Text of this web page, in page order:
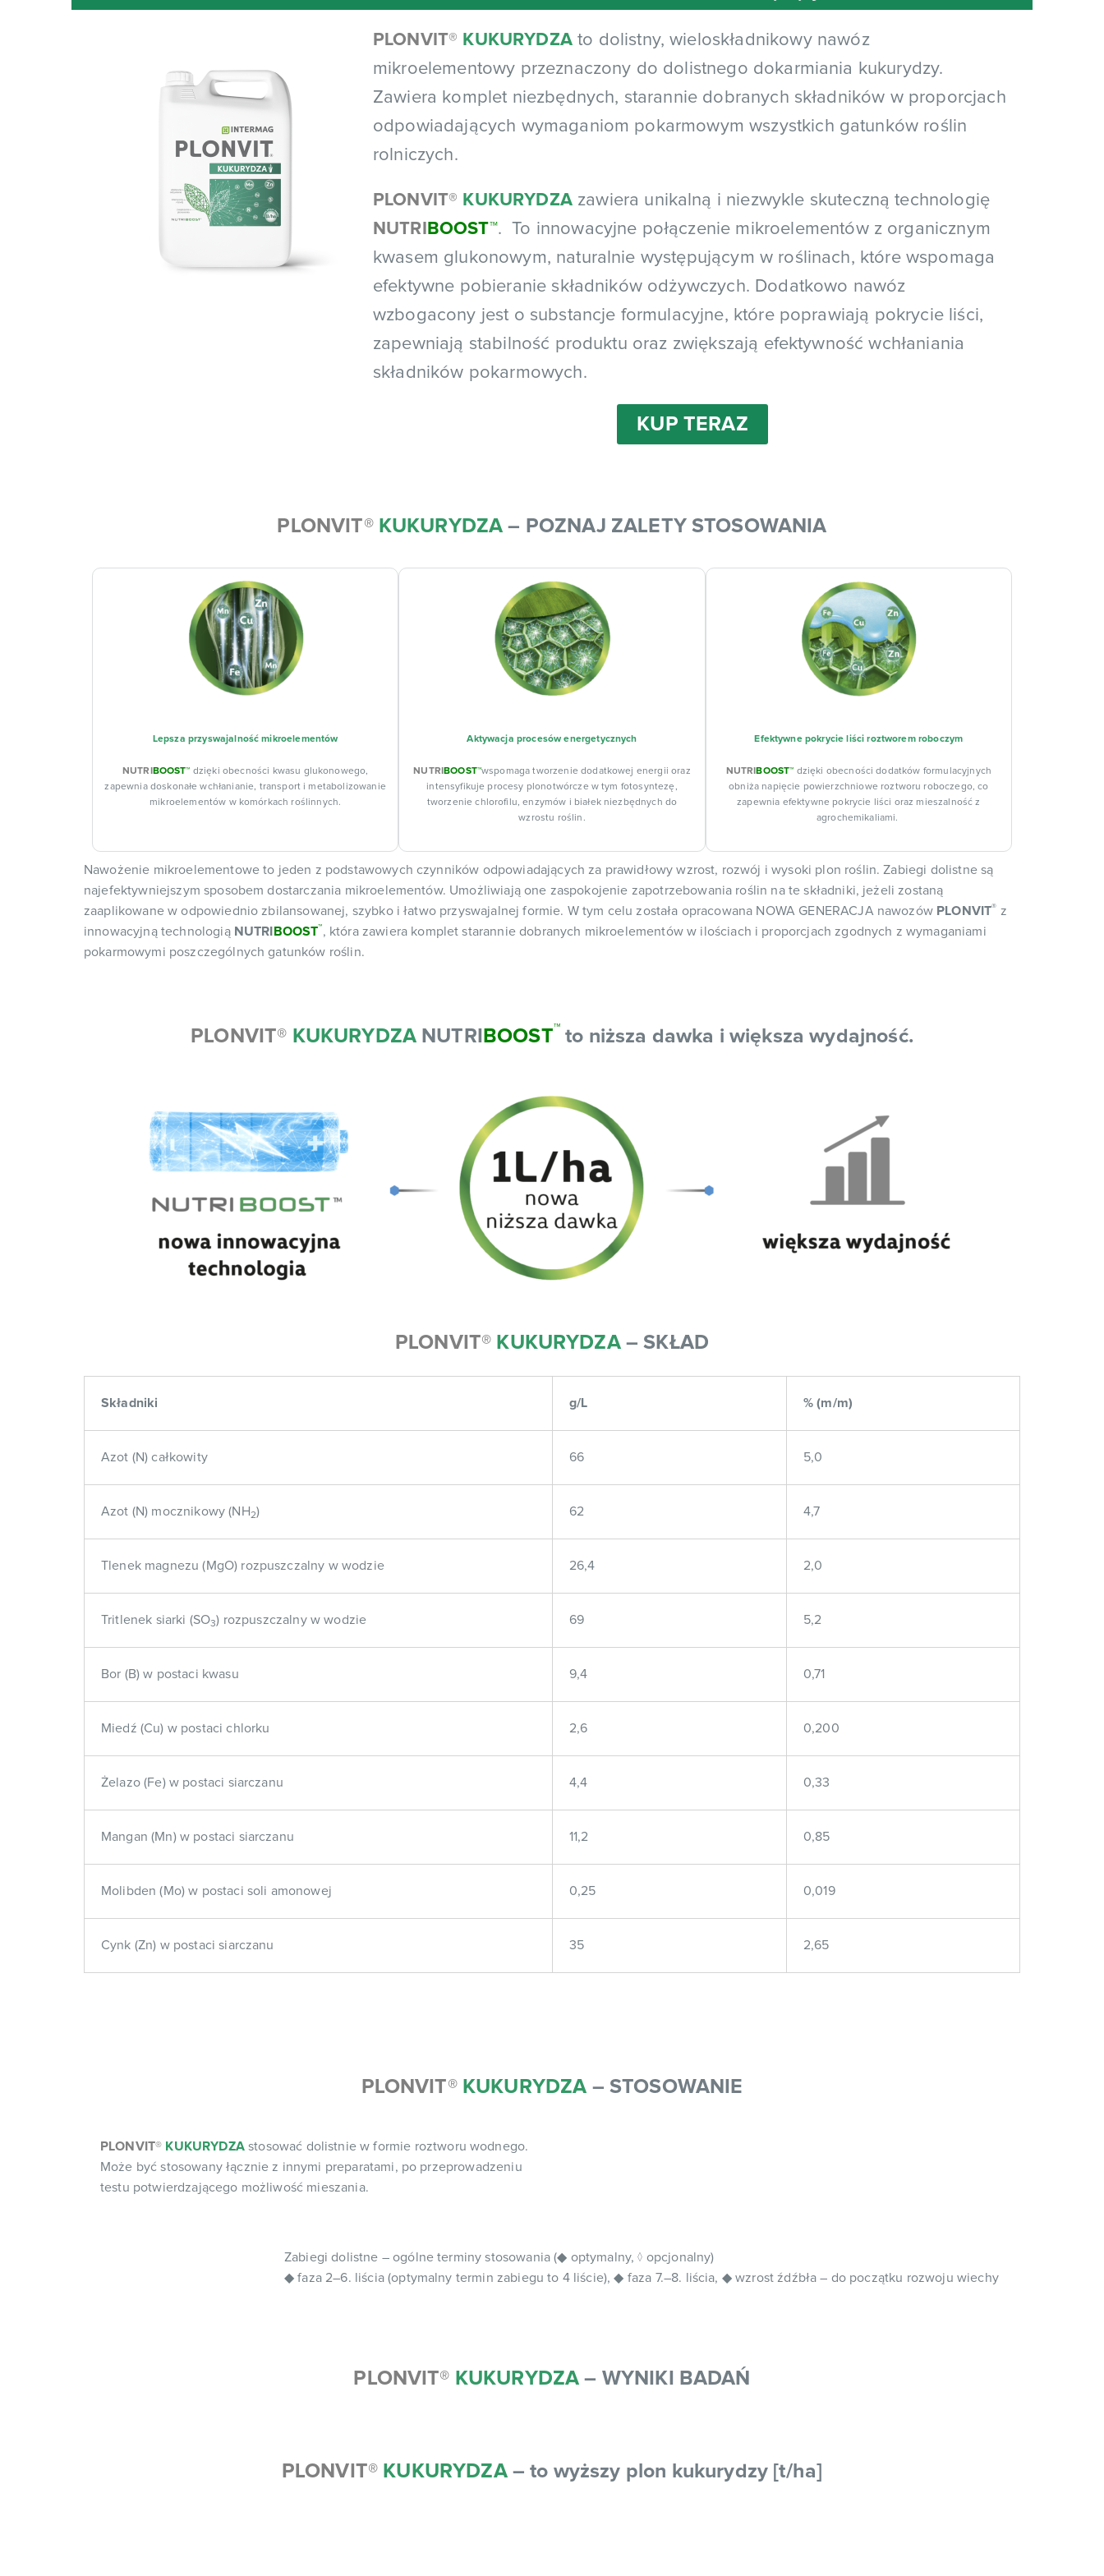
PLONVIT® KUKURYDZAto dolistny, wieloskładnikowy nawóz
mikroelementowy przeznaczony do dolistnego dokarmiania kukurydzy.
Zawiera komplet niezbędnych, starannie dobranych składników w proporcjach
odpowiadających wymaganiom pokarmowym wszystkich gatunków roślin
rolniczych.
PLONVIT® KUKURYDZA zawiera unikalną i niezwykle skuteczną technologię
NUTRI BOOST™.To innowacyjne połączenie mikroelementów z organicznym
kwasem glukonowym, naturalnie występującym w roślinach, które wspomaga
efektywne pobieranie składników odżywczych. Dodatkowo nawóz
wzbogacony jest o substancje formulacyjne, które poprawiają pokrycie liści,
zapewniają stabilność produktu oraz zwiększają efektywność wchłaniania
składników pokarmowych.
KUP TERAZ
PLONVIT®KUKURYDZA – POZNAJ ZALETY STOSOWANIA
Lepsza przyswajalność mikroelementów
NUTRI BOOST™ dzięki obecności kwasu glukonowego,
zapewnia doskonałe wchłanianie, transport i metabolizowanie
mikroelementów w komórkach roślinnych.
Aktywacja procesów energetycznych
NUTRI BOOST™wspomaga tworzenie dodatkowej energii oraz
intensyfikuje procesy plonotwórcze w tym fotosyntezę,
tworzenie chlorofilu, enzymów i białek niezbędnych do
wzrostu roślin.
Efektywne pokrycie liści roztworem roboczym
NUTRI BOOST™ dzięki obecności dodatków formulacyjnych
obniża napięcie powierzchniowe roztworu roboczego, co
zapewnia efektywne pokrycie liści oraz mieszalność z
agrochemikaliami.
Nawożenie mikroelementowe to jeden z podstawowych czynników odpowiadających za prawidłowy wzrost, rozwój i wysoki plon roślin. Zabiegi dolistne są
najefektywniejszym sposobem dostarczania mikroelementów. Umożliwiają one zaspokojenie zapotrzebowania roślin na te składniki, jeżeli zostaną
zaaplikowane w odpowiednio zbilansowanej, szybko i łatwo przyswajalnej formie. W tym celu została opracowana NOWA GENERACJA nawozów PLONVIT® z
innowacyjną technologią NUTRI BOOST™, która zawiera komplet starannie dobranych mikroelementów w ilościach i proporcjach zgodnych z wymaganiami
pokarmowymi poszczególnych gatunków roślin.
PLONVIT® KUKURYDZA NUTRI BOOST™to niższa dawka i większa wydajność.
PLONVIT® KUKURYDZA– SKŁAD
Składniki g/L % (m/m)
Azot (N) całkowity 66 5,0
Azot (N) mocznikowy (NH2) 62 4,7
Tlenek magnezu (MgO) rozpuszczalny w wodzie 26,4 2,0
Tritlenek siarki (SO3) rozpuszczalny w wodzie 69 5,2
Bor (B) w postaci kwasu 9,4 0,71
Miedź (Cu) w postaci chlorku 2,6 0,200
Żelazo (Fe) w postaci siarczanu 4,4 0,33
Mangan (Mn) w postaci siarczanu 11,2 0,85
Molibden (Mo) w postaci soli amonowej 0,25 0,019
Cynk (Zn) w postaci siarczanu 35 2,65
PLONVIT®KUKURYDZA – STOSOWANIE
PLONVIT® KUKURYDZAstosować dolistnie w formie roztworu wodnego.
Może być stosowany łącznie z innymi preparatami, po przeprowadzeniu
testu potwierdzającego możliwość mieszania.
Zabiegi dolistne – ogólne terminy stosowania (◆ optymalny, ◊ opcjonalny)
◆ faza 2–6. liścia (optymalny termin zabiegu to 4 liście), ◆ faza 7.–8. liścia, ◆ wzrost źdźbła – do początku rozwoju wiechy
PLONVIT® KUKURYDZA – WYNIKI BADAŃ
PLONVIT® KUKURYDZA – to wyższy plon kukurydzy [t/ha]